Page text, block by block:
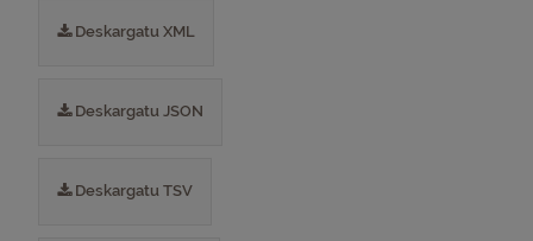
Deskargatu XML
Deskargatu JSON
Deskargatu TSV